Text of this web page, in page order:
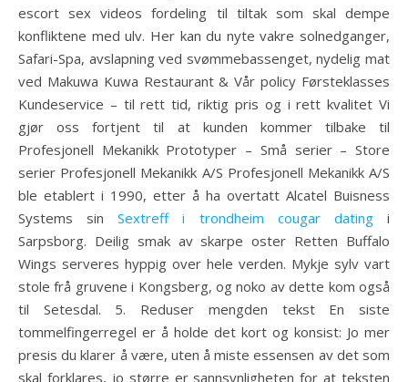
escort sex videos fordeling til tiltak som skal dempe
konfliktene med ulv. Her kan du nyte vakre solnedganger,
Safari-Spa, avslapning ved svømmebassenget, nydelig mat
ved Makuwa Kuwa Restaurant & Vår policy Førsteklasses
Kundeservice – til rett tid, riktig pris og i rett kvalitet Vi
gjør oss fortjent til at kunden kommer tilbake til
Profesjonell Mekanikk Prototyper – Små serier – Store
serier Profesjonell Mekanikk A/S Profesjonell Mekanikk A/S
ble etablert i 1990, etter å ha overtatt Alcatel Buisness
Systems sinSextreff i trondheim cougar datingi
Sarpsborg. Deilig smak av skarpe oster Retten Buffalo
Wings serveres hyppig over hele verden. Mykje sylv vart
stole frå gruvene i Kongsberg, og noko av dette kom også
til Setesdal. 5. Reduser mengden tekst En siste
tommelfingerregel er å holde det kort og konsist: Jo mer
presis du klarer å være, uten å miste essensen av det som
skal forklares, jo større er sannsynligheten for at teksten